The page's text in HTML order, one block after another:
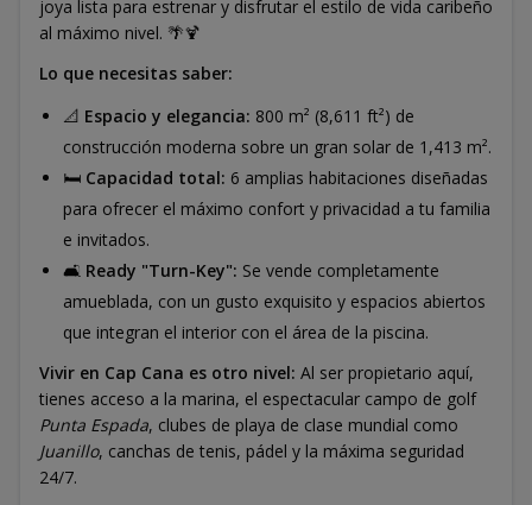
joya lista para estrenar y disfrutar el estilo de vida caribeño
al máximo nivel. 🌴🍹
Lo que necesitas saber:
📐 Espacio y elegancia: 800 m² (8,611 ft²) de
construcción moderna sobre un gran solar de 1,413 m².
🛏️ Capacidad total: 6 amplias habitaciones diseñadas
para ofrecer el máximo confort y privacidad a tu familia
e invitados.
🛋️ Ready "Turn-Key": Se vende completamente
amueblada, con un gusto exquisito y espacios abiertos
que integran el interior con el área de la piscina.
Vivir en Cap Cana es otro nivel: Al ser propietario aquí,
tienes acceso a la marina, el espectacular campo de golf
Punta Espada, clubes de playa de clase mundial como
Juanillo, canchas de tenis, pádel y la máxima seguridad
24/7.